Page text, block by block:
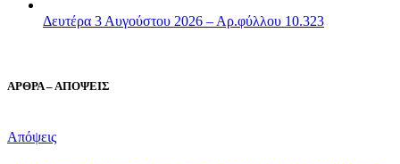
Δευτέρα 3 Αυγούστου 2026 – Αρ.φύλλου 10.323
ΑΡΘΡΑ – ΑΠΟΨΕΙΣ
Απόψεις